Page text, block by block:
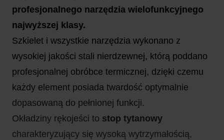
profesjonalnego narzędzia wielofunkcyjnego
najwyższej klasy.
Szkielet i wszystkie narzędzia wykonano z
wysokiej jakości stali nierdzewnej, którą poddano
profesjonalnej obróbce termicznej, dzięki czemu
każdy element posiada twardość optymalnie
dopasowaną do pełnionej funkcji.
Okładziny rękojeści to stop tytanowy
charakteryzujący się wysoką wytrzymałością,